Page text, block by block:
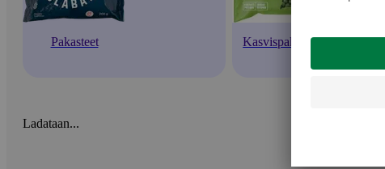
Pakasteet Kasvispakasteet
Ladataan...